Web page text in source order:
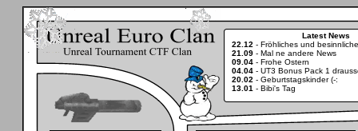
Latest News
22.12 - Fröhliches und
21.09- Mal ne andere News
09.04- Frohe Ostern
04.04- UT3 Bonus Pack 1
20.02 - Geburtstagskinder (-:
13.01 - Bibi's Tag